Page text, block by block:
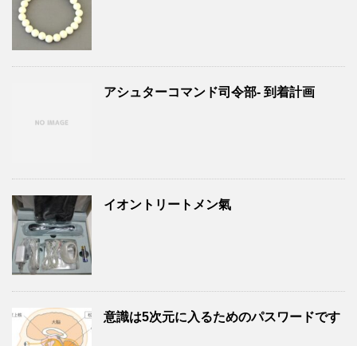
アシュターコマンド司令部- 到着計画
イオントリートメン氣
意識は5次元に入るためのパスワードです